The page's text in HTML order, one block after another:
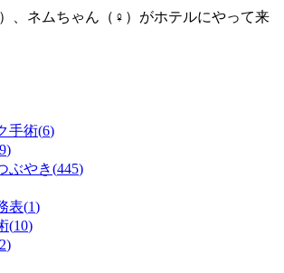
、ネムちゃん（♀）がホテルにやって来
手術(6)
)
ぶやき(445)
表(1)
(10)
2)